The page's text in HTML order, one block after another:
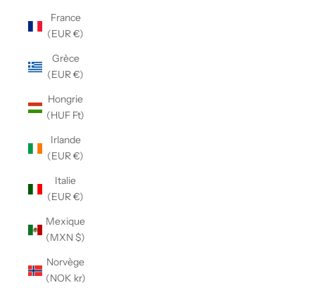
France
(EUR €)
Grèce
(EUR €)
Hongrie
(HUF Ft)
Irlande
(EUR €)
Italie
(EUR €)
Mexique
(MXN $)
Norvège
(NOK kr)